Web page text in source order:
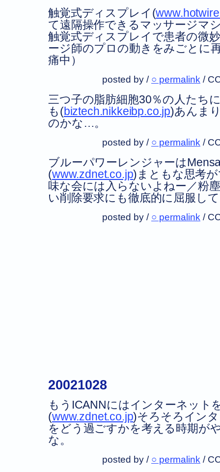
触覚式ディスプレイ(
て遠隔操作できるマッサージマ
触覚式ディスプレイで患者の微
ージ師のプロの動きをみごとに
痛中）
posted by / ○ permalink /
三つ子の脂肪細胞30％の人たち
も(biztech.nikkeibp.co.jp)あんま
のかな…。
posted by / ○ permalink /
ブルーパワーレンジャーは
(www.zdnet.co.jp)まともな思考
味な会には入らないよねー／粉
い削除要求にも徹底的に屈服し
posted by / ○ permalink /
20021028
もうICANNにはインターネット
(www.zdnet.co.jp)そろそろイン
をどう過ごすかを考える時期が
な。
posted by / ○ permalink /